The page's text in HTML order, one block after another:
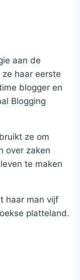
aan de
haar eerste
blogger en
Blogging
ze om
over zaken
te maken
haar man vijf
platteland.